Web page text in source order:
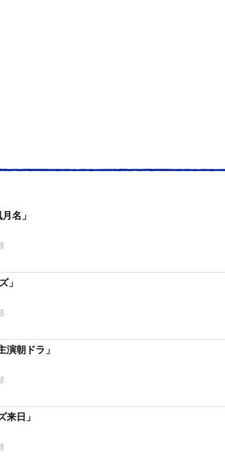
名」
」
演朝ドラ」
来日」